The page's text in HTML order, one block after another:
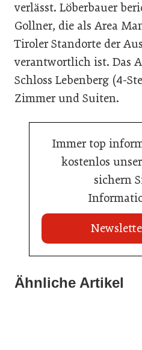
verlässt. Löberbauer
Gollner, die als Area
Tiroler Standorte der
verantwortlich ist. Das
Schloss Lebenberg (4-
Zimmer und Suiten.
Immer top
kostenlos
sichern
Ähnliche Artikel
Land Steiermark startet